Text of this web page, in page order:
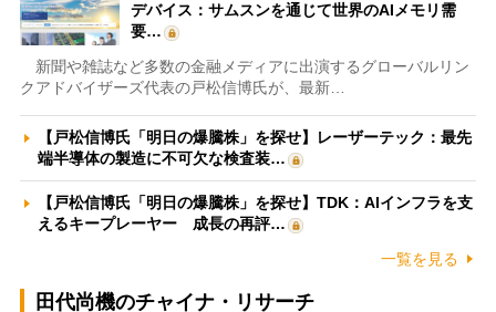
デバイス：サムスンを通じて世界のAIメモリ需
要…
新聞や雑誌など多数の金融メディアに出演するグローバルリン
クアドバイザーズ代表の戸松信博氏が、最新…
【戸松信博氏「明日の爆騰株」を探せ】レーザーテック：最先
端半導体の製造に不可欠な検査装…
【戸松信博氏「明日の爆騰株」を探せ】TDK：AIインフラを支
えるキープレーヤー 成長の再評…
一覧を見る
田代尚機のチャイナ・リサーチ